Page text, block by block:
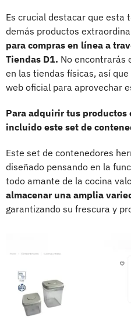
Es crucial destacar que esta
demás productos
para compras en línea a
Tiendas D1. No encontrarás
en las tiendas físicas, así
web oficial para aprovechar
Para adquirir tus productos
incluido este set de
Este set de contenedores
diseñado pensando en la
todo amante de la cocina
almacenar una amplia
garantizando su frescura y